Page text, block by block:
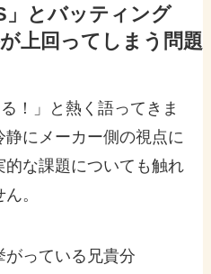
」とバッティング
上回ってしまう問題
！」と熱く語ってきま
静にメーカー側の視点に
な課題についても触れ
。
がっている兄貴分